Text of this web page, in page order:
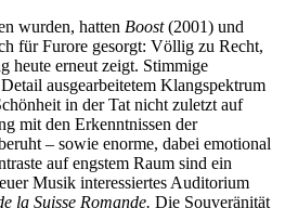
wurden, hatten Boost(2001) und
für Furore gesorgt: Völlig zu Recht,
heute erneut zeigt. Stimmige
ausgearbeitetem Klangspektrum
in der Tat nicht zuletzt auf
mit den Erkenntnissen der
– sowie enorme, dabei emotional
auf engstem Raum sind ein
Musik interessiertes Auditorium
la Suisse Romande. Die Souveränität